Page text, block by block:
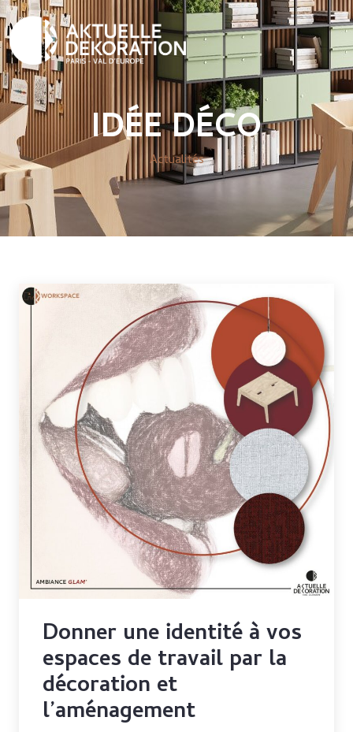
IDÉE DÉCO
Actualités
Donner une identité à vos
espaces de travail par la
décoration et
l’aménagement